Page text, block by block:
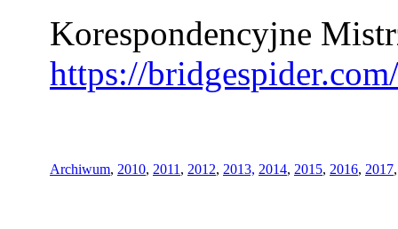
Korespondencyjne
https://
Archiwum, 2010, 2011 , 2012, 2013, 2014, 2015, 2016, 2017